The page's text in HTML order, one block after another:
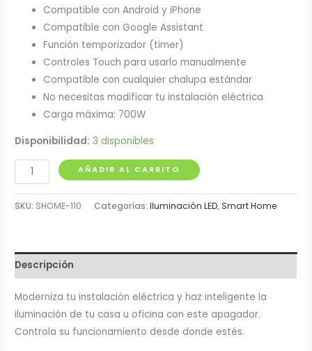
Compatible con Android y iPhone
Compatible con Google Assistant
Función temporizador (timer)
Controles Touch para usarlo manualmente
Compatible con cualquier chalupa estándar
No necesitas modificar tu instalación eléctrica
Carga máxima: 700W
Disponibilidad: 3 disponibles
Apagador
Doble
de
Steren
cantidad
AÑADIR AL CARRITO
SKU: SHOME-110 Categorías:Iluminación LED,Smart Home
Descripción
Moderniza tu instalación eléctrica y haz inteligente la
iluminación de tu casa u oficina con este apagador.
Controla su funcionamiento desde donde estés.